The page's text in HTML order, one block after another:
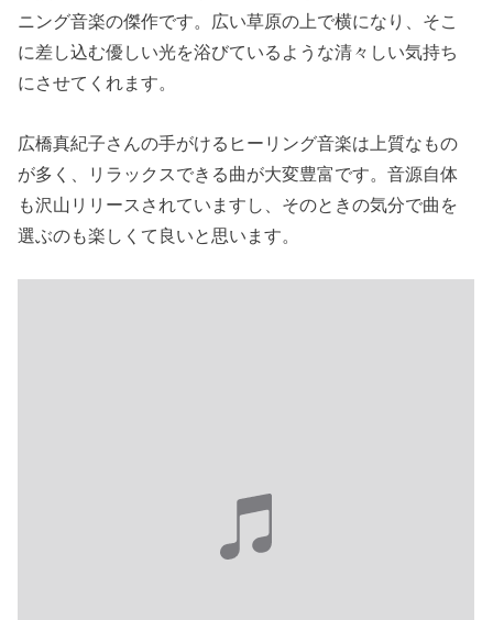
ニング音楽の傑作です。広い草原の上で横になり、そこ
に差し込む優しい光を浴びているような清々しい気持ち
にさせてくれます。
広橋真紀子さんの手がけるヒーリング音楽は上質なもの
が多く、リラックスできる曲が大変豊富です。音源自体
も沢山リリースされていますし、そのときの気分で曲を
選ぶのも楽しくて良いと思います。